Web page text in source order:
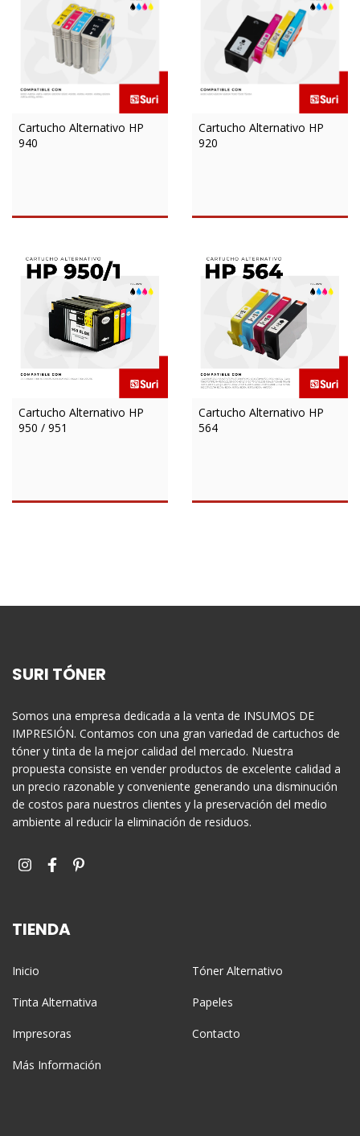
Cartucho Alternativo HP
940
Cartucho Alternativo HP
920
Cartucho Alternativo HP
950 / 951
Cartucho Alternativo HP
564
SURI TÓNER
Somos una empresa dedicada a la venta de INSUMOS DE
IMPRESIÓN. Contamos con una gran variedad de cartuchos de
tóner y tinta de la mejor calidad del mercado. Nuestra
propuesta consiste en vender productos de excelente calidad a
un precio razonable y conveniente generando una disminución
de costos para nuestros clientes y la preservación del medio
ambiente al reducir la eliminación de residuos.
TIENDA
Inicio Tóner Alternativo
Tinta Alternativa Papeles
Impresoras Contacto
Más Información